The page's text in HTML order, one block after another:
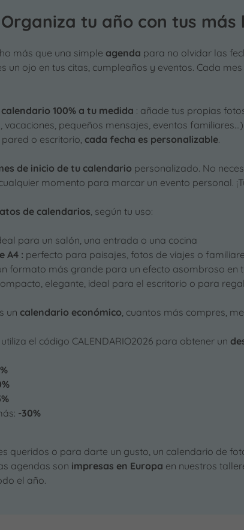
Organiza tu año con tus más
más que una simple agenda para no olvidar las
un ojo en tus citas, cumpleaños y eventos. Cada
calendario 100% a tu medida : añade tus propias
pequeños mensajes, eventos
o escritorio, cada fecha es personalizable.
de inicio de tu calendario personalizado. No
momento para marcar un evento personal.
de calendarios, según tu uso:
para un salón, una entrada o una cocina
A4 : perfecto para paisajes, fotos de viajes o
formato más grande para un efecto asombroso en
elegante, ideal para el escritorio o para
un calendario económico, cuantos más compres,
el código CALENDARIO2026 para obtener un
-30%
queridos o para darte un gusto, un calendario de
agendas son impresas en Europa en nuestros
el año.